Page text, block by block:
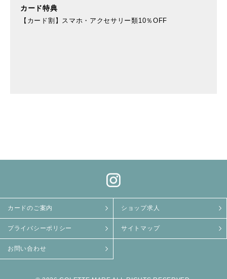
カード特典
【カード割】スマホ・アクセサリー類10％OFF
カードのご案内 ショップ求人
プライバシーポリシー サイトマップ
お問い合わせ